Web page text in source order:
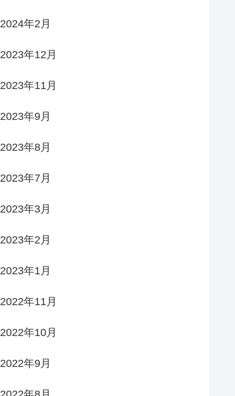
2024年2月
2023年12月
2023年11月
2023年9月
2023年8月
2023年7月
2023年3月
2023年2月
2023年1月
2022年11月
2022年10月
2022年9月